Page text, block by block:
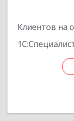
Клиентов на